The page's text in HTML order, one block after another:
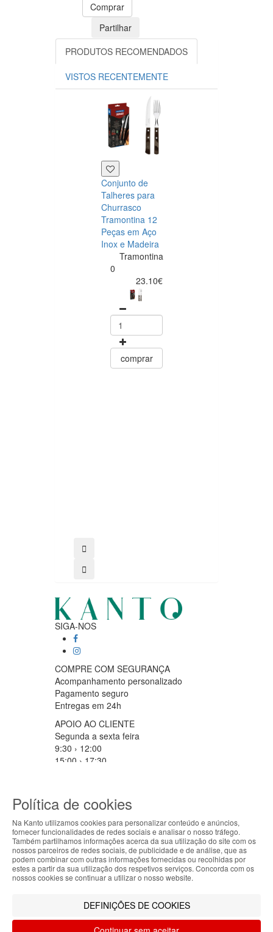
Comprar
Partilhar
PRODUTOS RECOMENDADOS
VISTOS RECENTEMENTE
Conjunto de
Talheres para
Churrasco
Tramontina 12
Peças em Aço
Inox e Madeira
Tramontina
0
23.10€
comprar
SIGA-NOS
COMPRE COM SEGURANÇA
Acompanhamento personalizado
Pagamento seguro
Entregas em 24h
APOIO AO CLIENTE
Segunda a sexta feira
9:30 › 12:00
15:00 › 17:30
MÉTODOS DE PAGAMENTO
ABOUT THE COOKIES
Kanto handles information about your visit using
cookies that improve the performance of the
website, facilitate sharing via social networks and
continuing to browse our site, you accept the use of
these cookies. For more information, see our
Política de cookies
Na Kanto utilizamos cookies para personalizar conteúdo e anúncios,
fornecer funcionalidades de redes sociais e analisar o nosso tráfego.
Também partilhamos informações acerca da sua utilização do site com os
nossos parceiros de redes sociais, de publicidade e de análise, que as
podem combinar com outras informações fornecidas ou recolhidas por
estes a partir da sua utilização dos respetivos serviços. Concorda com os
nossos cookies se continuar a utilizar o nosso website.
DEFINIÇÕES DE COOKIES